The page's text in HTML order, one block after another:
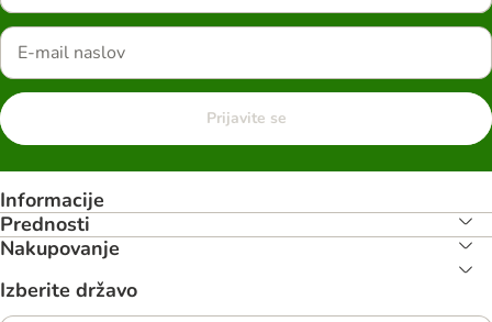
Prijavite se
Informacije
Prednosti
Nakupovanje
Izberite državo